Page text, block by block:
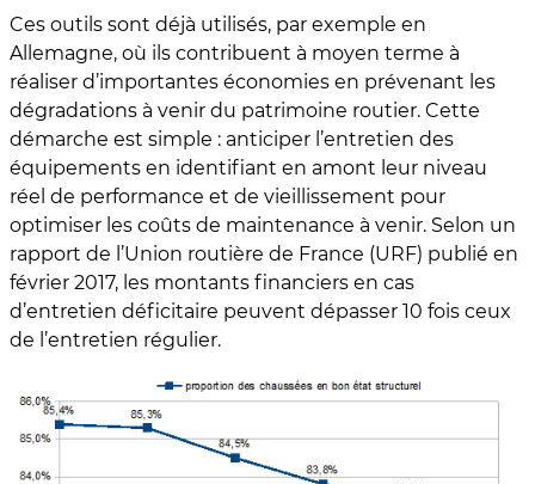
Ces outils sont déjà utilisés, par exemple en
Allemagne, où ils contribuent à moyen terme à
réaliser d’importantes économies en prévenant les
dégradations à venir du patrimoine routier. Cette
démarche est simple : anticiper l’entretien des
équipements en identifiant en amont leur niveau
réel de performance et de vieillissement pour
optimiser les coûts de maintenance à venir. Selon un
rapport de l’Union routière de France (URF) publié en
février 2017, les montants financiers en cas
d’entretien déficitaire peuvent dépasser 10 fois ceux
de l’entretien régulier.